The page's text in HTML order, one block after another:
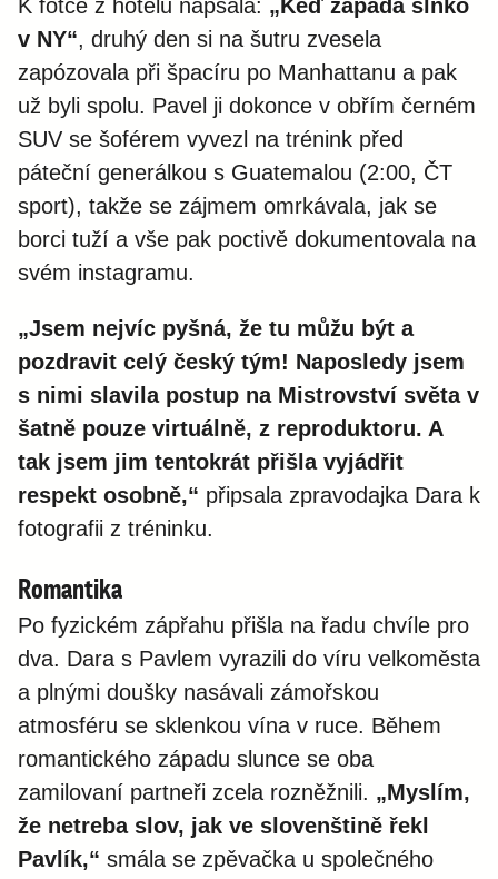
K fotce z hotelu napsala: „Keď zapadá slnko
v NY“, druhý den si na šutru zvesela
zapózovala při špacíru po Manhattanu a pak
už byli spolu. Pavel ji dokonce v obřím černém
SUV se šoférem vyvezl na trénink před
páteční generálkou s Guatemalou (2:00, ČT
sport), takže se zájmem omrkávala, jak se
borci tuží a vše pak poctivě dokumentovala na
svém instagramu.
„Jsem nejvíc pyšná, že tu můžu být a
pozdravit celý český tým! Naposledy jsem
s nimi slavila postup na Mistrovství světa v
šatně pouze virtuálně, z reproduktoru. A
tak jsem jim tentokrát přišla vyjádřit
respekt osobně,“ připsala zpravodajka Dara k
fotografii z tréninku.
Romantika
Po fyzickém zápřahu přišla na řadu chvíle pro
dva. Dara s Pavlem vyrazili do víru velkoměsta
a plnými doušky nasávali zámořskou
atmosféru se sklenkou vína v ruce. Během
romantického západu slunce se oba
zamilovaní partneři zcela rozněžnili. „Myslím,
že netreba slov, jak ve slovenštině řekl
Pavlík,“ smála se zpěvačka u společného